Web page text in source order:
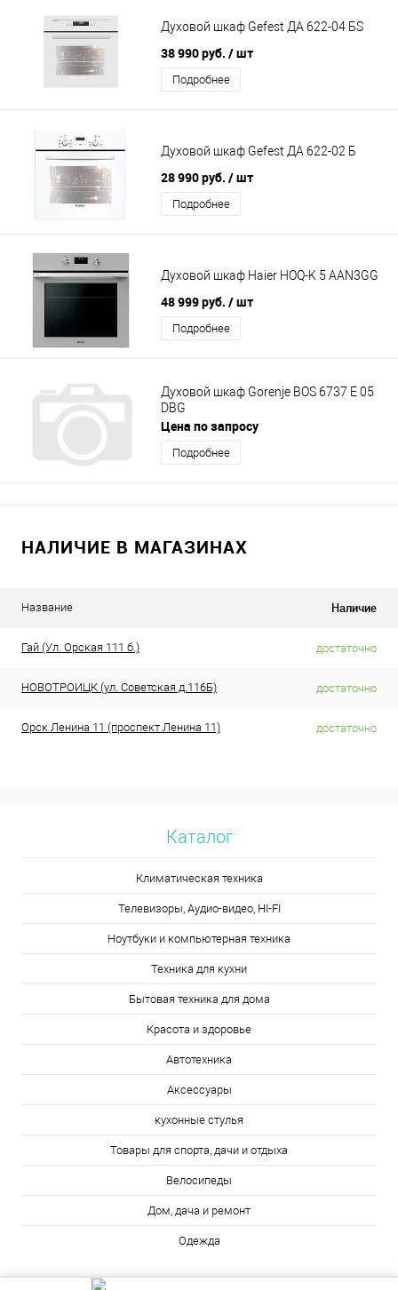
Духовой шкаф Gefest ДА 622-04 БS
38 990 руб. / шт
Подробнее
Духовой шкаф Gefest ДА 622-02 Б
28 990 руб. / шт
Подробнее
Духовой шкаф Haier HOQ-K 5 AAN3GG
48 999 руб. / шт
Подробнее
Духовой шкаф Gorenje BOS 6737 E 05
DBG
Цена по запросу
Подробнее
НАЛИЧИЕ В МАГАЗИНАХ
Название Наличие
Гай (Ул. Орская 111 б.) достаточно
НОВОТРОИЦК (ул. Советская д.116Б) достаточно
Орск Ленина 11 (проспект Ленина 11) достаточно
Каталог
Климатическая техника
Телевизоры, Аудио-видео, HI-FI
Ноутбуки и компьютерная техника
Техника для кухни
Бытовая техника для дома
Красота и здоровье
Автотехника
Аксессуары
кухонные стулья
Товары для спорта, дачи и отдыха
Велосипеды
Дом, дача и ремонт
Одежда